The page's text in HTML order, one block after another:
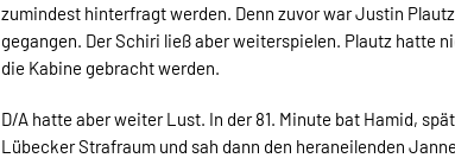
zumindest hinterfragt werden. Denn zuvor war Justin
gegangen. Der Schiri ließ aber weiterspielen. Plautz hatte
die Kabine gebracht werden.
D/A hatte aber weiter Lust. In der 81. Minute bat Hamid,
Lübecker Strafraum und sah dann den heraneilenden